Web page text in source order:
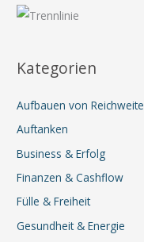
den
Kategorien
Aufbauen von Reichweite
Auftanken
Business & Erfolg
Finanzen & Cashflow
Fülle & Freiheit
Gesundheit & Energie